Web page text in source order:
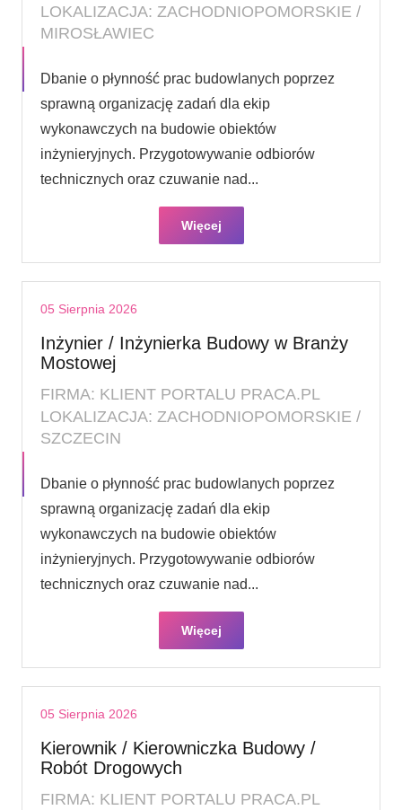
LOKALIZACJA: ZACHODNIOPOMORSKIE /
MIROSŁAWIEC
Dbanie o płynność prac budowlanych poprzez
sprawną organizację zadań dla ekip
wykonawczych na budowie obiektów
inżynieryjnych. Przygotowywanie odbiorów
technicznych oraz czuwanie nad...
Więcej
05 Sierpnia 2026
Inżynier / Inżynierka Budowy w Branży
Mostowej
FIRMA: KLIENT PORTALU PRACA.PL
LOKALIZACJA: ZACHODNIOPOMORSKIE /
SZCZECIN
Dbanie o płynność prac budowlanych poprzez
sprawną organizację zadań dla ekip
wykonawczych na budowie obiektów
inżynieryjnych. Przygotowywanie odbiorów
technicznych oraz czuwanie nad...
Więcej
05 Sierpnia 2026
Kierownik / Kierowniczka Budowy /
Robót Drogowych
FIRMA: KLIENT PORTALU PRACA.PL